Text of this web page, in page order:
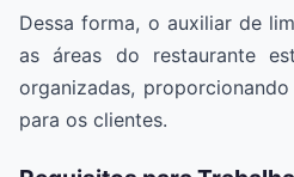
Dessa forma, o auxiliar de
as áreas do restaurante
organizadas,
para os clientes.